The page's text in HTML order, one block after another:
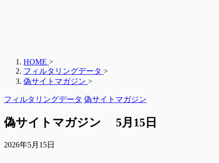
HOME >
フィルタリングデータ >
偽サイトマガジン >
フィルタリングデータ 偽サイトマガジン
偽サイトマガジン 5月15日
2026年5月15日